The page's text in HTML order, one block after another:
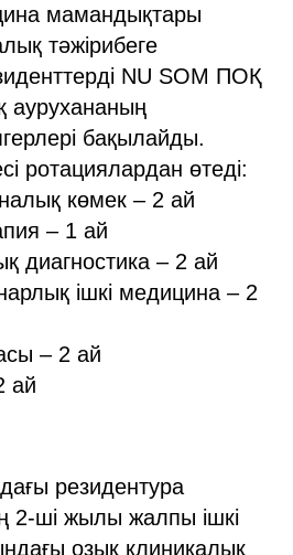
мамандықтары
тәжірибеге
NU SOM ПОҚ
бақылайды.
ротациялардан өтеді:
көмек – 2 ай
– 1 ай
диагностика – 2 ай
ішкі медицина – 2
– 2 ай
ай
резидентура
2-ші жылы жалпы ішкі
озық клиникалық